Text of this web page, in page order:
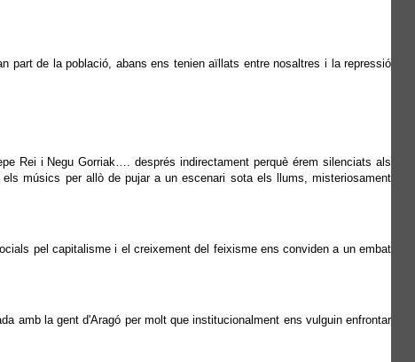
part de la població, abans ens tenien aïllats entre nosaltres i la repressió
Rei i Negu Gorriak…. després indirectament perquè érem silenciats als
músics per allò de pujar a un escenari sota els llums, misteriosament
pel capitalisme i el creixement del feixisme ens conviden a un embat
amb la gent d'Aragó per molt que institucionalment ens vulguin enfrontar